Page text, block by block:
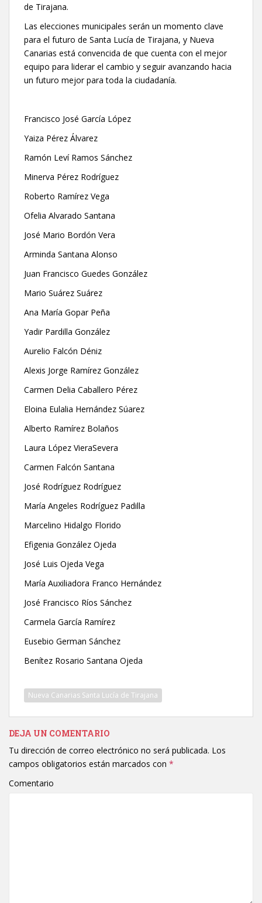
de Tirajana.
Las elecciones municipales serán un momento clave
para el futuro de Santa Lucía de Tirajana, y Nueva
Canarias está convencida de que cuenta con el mejor
equipo para liderar el cambio y seguir avanzando hacia
un futuro mejor para toda la ciudadanía.
Francisco José García López
Yaiza Pérez Álvarez
Ramón Leví Ramos Sánchez
Minerva Pérez Rodríguez
Roberto Ramírez Vega
Ofelia Alvarado Santana
José Mario Bordón Vera
Arminda Santana Alonso
Juan Francisco Guedes González
Mario Suárez Suárez
Ana María Gopar Peña
Yadir Pardilla González
Aurelio Falcón Déniz
Alexis Jorge Ramírez González
Carmen Delia Caballero Pérez
Eloina Eulalia Hernández Súarez
Alberto Ramírez Bolaños
Laura López VieraSevera
Carmen Falcón Santana
José Rodríguez Rodríguez
María Angeles Rodríguez Padilla
Marcelino Hidalgo Florido
Efigenia González Ojeda
José Luis Ojeda Vega
María Auxiliadora Franco Hernández
José Francisco Ríos Sánchez
Carmela García Ramírez
Eusebio German Sánchez
Benítez Rosario Santana Ojeda
Nueva Canarias Santa Lucía de Tirajana
DEJA UN COMENTARIO
Tu dirección de correo electrónico no será publicada. Los
campos obligatorios están marcados con *
Comentario